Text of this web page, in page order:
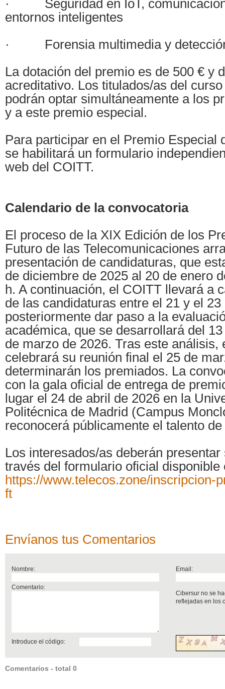
· Seguridad en IoT,
entornos inteligentes
· Forensia multimedia y
La dotación del premio es de 500 € y
acreditativo. Los titulados/as del
podrán optar simultáneamente a los
y a este premio especial.
Para participar en el Premio Especial
se habilitará un formulario
web del COITT.
Calendario de la convocatoria
El proceso de la XIX Edición de los
Futuro de las Telecomunicaciones
presentación de candidaturas, que
de diciembre de 2025 al 20 de enero
h. A continuación, el COITT llevará a
de las candidaturas entre el 21 y el
posteriormente dar paso a la
académica, que se desarrollará del
de marzo de 2026. Tras este análisis,
celebrará su reunión final el 25 de
determinarán los premiados. La
con la gala oficial de entrega de
lugar el 24 de abril de 2026 en la
Politécnica de Madrid (Campus
reconocerá públicamente el talento
Los interesados/as deberán
través del formulario oficial disponible
https://www.telecos.zone/inscripcion-
ft
Envíanos tus Comentarios
Nombre: Email:
Comentario:
Cibersur no se
reflejadas en los
Introduce el código:
Comentarios - total 0